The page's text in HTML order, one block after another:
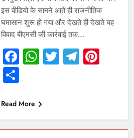
इस वीडियो के सामने आते ही राजनीतिक
घमासान शुरू हो गया और देखते ही देखते यह
विवाद बीएमसी की कार्रवाई तक…
Facebook
WhatsApp
Twitter
Share
Read More